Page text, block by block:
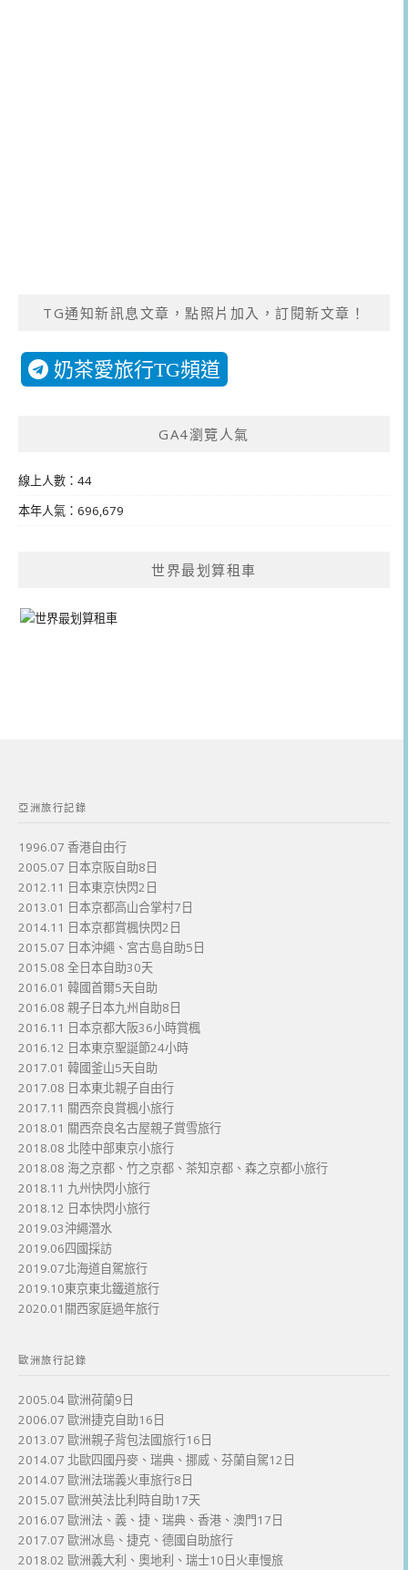
TG通知新訊息文章，點照片加入，訂閱新文章！
奶茶愛旅行TG頻道
GA4瀏覽人氣
線上人數：44
本年人氣：696,679
世界最划算租車
亞洲旅行記錄
1996.07 香港自由行
2005.07 日本京阪自助8日
2012.11 日本東京快閃2日
2013.01 日本京都高山合掌村7日
2014.11 日本京都賞楓快閃2日
2015.07 日本沖繩、宮古島自助5日
2015.08 全日本自助30天
2016.01 韓國首爾5天自助
2016.08 親子日本九州自助8日
2016.11 日本京都大阪36小時賞楓
2016.12 日本東京聖誕節24小時
2017.01 韓國釜山5天自助
2017.08 日本東北親子自由行
2017.11 關西奈良賞楓小旅行
2018.01 關西奈良名古屋親子賞雪旅行
2018.08 北陸中部東京小旅行
2018.08 海之京都、竹之京都、茶知京都、森之京都小旅行
2018.11 九州快閃小旅行
2018.12 日本快閃小旅行
2019.03沖繩潛水
2019.06四國採訪
2019.07北海道自駕旅行
2019.10東京東北鐵道旅行
2020.01關西家庭過年旅行
歐洲旅行記錄
2005.04 歐洲荷蘭9日
2006.07 歐洲捷克自助16日
2013.07 歐洲親子背包法國旅行16日
2014.07 北歐四國丹麥、瑞典、挪威、芬蘭自駕12日
2014.07 歐洲法瑞義火車旅行8日
2015.07 歐洲英法比利時自助17天
2016.07 歐洲法、義、捷、瑞典、香港、澳門17日
2017.07 歐洲冰島、捷克、德國自助旅行
2018.02 歐洲義大利、奧地利、瑞士10日火車慢旅